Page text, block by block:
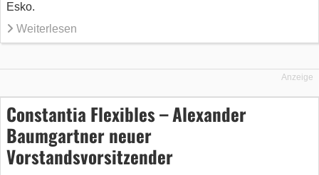
Esko.
Weiterlesen
Anzeige
Constantia Flexibles – Alexander
Baumgartner neuer
Vorstandsvorsitzender